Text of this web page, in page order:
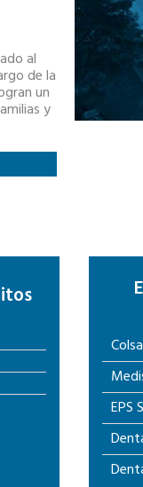
al
de la
un
y
EPS